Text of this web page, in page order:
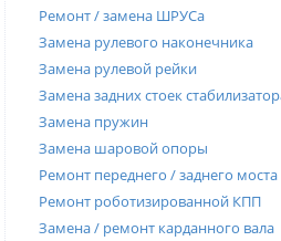
Ремонт / замена ШРУСа
Замена рулевого наконечника
Замена рулевой рейки
Замена задних стоек
Замена пружин
Замена шаровой опоры
Ремонт переднего / заднего моста
Ремонт роботизированной КПП
Замена / ремонт карданного вала